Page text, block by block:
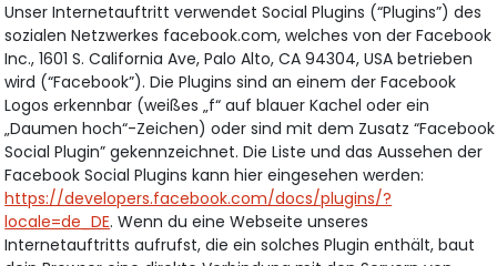
Unser Internetauftritt verwendet Social Plugins (“Plugins”) des
sozialen Netzwerkes facebook.com, welches von der Facebook
Inc., 1601 S. California Ave, Palo Alto, CA 94304, USA betrieben
wird (“Facebook”). Die Plugins sind an einem der Facebook
Logos erkennbar (weißes „f“ auf blauer Kachel oder ein
„Daumen hoch“-Zeichen) oder sind mit dem Zusatz “Facebook
Social Plugin” gekennzeichnet. Die Liste und das Aussehen der
Facebook Social Plugins kann hier eingesehen werden:
https://developers.facebook.com/docs/plugins/?
locale=de_DE. Wenn du eine Webseite unseres
Internetauftritts aufrufst, die ein solches Plugin enthält, baut